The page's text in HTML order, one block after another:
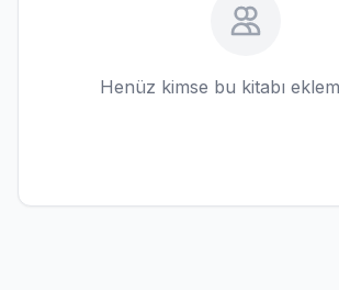
Henüz kimse bu kitabı